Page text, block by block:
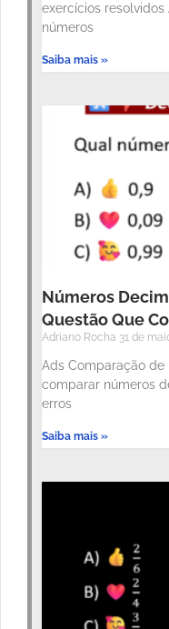
exercícios
números
Saiba mais »
Números
Questão Que
Adriano Rocha 31 de
Ads Comparação de
comparar números
erros
Saiba mais »